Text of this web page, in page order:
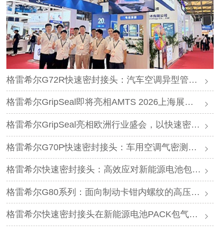
格雷希尔G72R快速密封接头：汽车空调异型管口测试方案
格雷希尔GripSeal即将亮相AMTS 2026上海展，以密封技术赋能汽车制造
格雷希尔GripSeal亮相欧洲行业盛会，以快速密封技术赋能欧洲新能源产业链
格雷希尔G70P快速密封接头：车用空调气密测试的可靠选择
格雷希尔快速密封接头：高效应对新能源电池包防爆阀测试难题
格雷希尔G80系列：面向制动卡钳内螺纹的高压密封连接方案
格雷希尔快速密封接头在新能源电池PACK包气密测试中的应用